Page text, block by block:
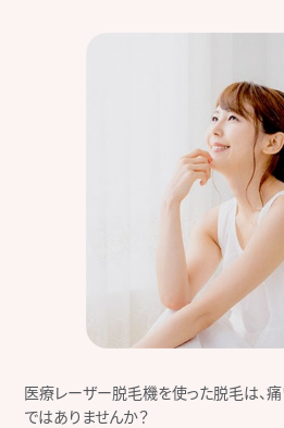
医療レーザー脱毛機を使った脱毛は、
ではありませんか？